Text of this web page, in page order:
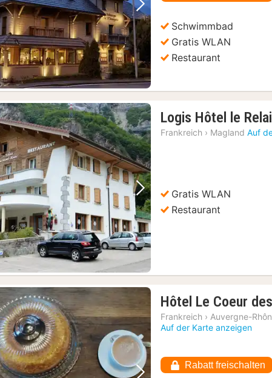
Vorheriges Bild Nächstes Bild
Schwimmbad
Gratis WLAN
Restaurant
Vorheriges Bild Nächstes Bild
Logis Hôtel le
Frankreich › Magland Auf
Gratis WLAN
Restaurant
Hôtel Le Coeur
Frankreich › Auvergne-
Auf der Karte anzeigen
Rabatt freischalten